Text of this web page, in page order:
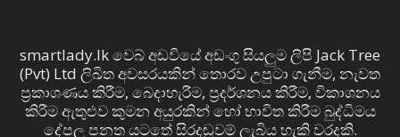
smartlady.lk වෙබ් අඩවියේ අඩංගු සියලුම ලිපි Jack Tree
(Pvt) Ltd ලිඛිත අවසරයකින් තොරව උපුටා ගැනීම, නැවත
ප්‍රකාශණය කිරීම, බෙදාහැරීම, ප්‍රදර්ශනය කිරීම, විකාශනය
කිරීම ඇතුළුව කුමන අයුරකින් හෝ භාවිත කිරීම බුද්ධිමය
දේපල පනත යටතේ සිරදඬුවම් ලැබිය හැකි වරදකි.